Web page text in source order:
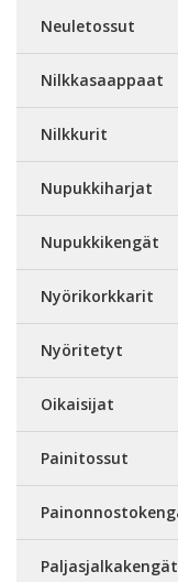
Neuletossut
Nilkkasaappaat
Nilkkurit
Nupukkiharjat
Nupukkikengät
Nyörikorkkarit
Nyöritetyt
Oikaisijat
Painitossut
Paljasjalkakengät